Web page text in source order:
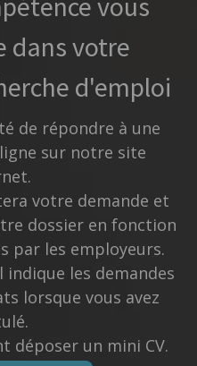
dans votre
d'emploi
de répondre à une
sur notre site
votre demande et
dossier en fonction
par les employeurs.
les demandes
lorsque vous avez
déposer un mini CV.